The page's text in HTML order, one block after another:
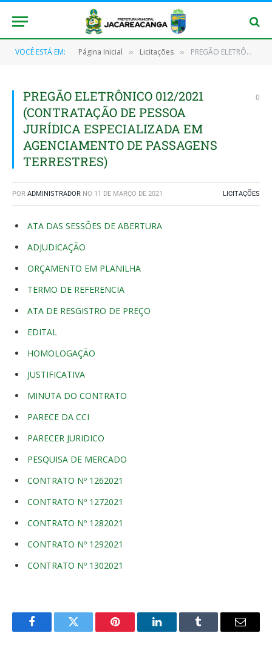
VOCÊ ESTÁ EM: Página Inicial » Licitações » PREGÃO ELETRÔNICO 012/2021 (CONTRATAÇÃO DE PESSOA JURÍDICA ESPECIALIZADA EM AGENCIAMENTO DE PASSAGENS TERRESTRES)
PREGÃO ELETRÔNICO 012/2021
(CONTRATAÇÃO DE PESSOA
JURÍDICA ESPECIALIZADA EM
AGENCIAMENTO DE PASSAGENS
TERRESTRES)
0
POR ADMINISTRADOR NO 11 DE MARÇO DE 2021 LICITAÇÕES
ATA DAS SESSÕES DE ABERTURA
ADJUDICAÇÃO
ORÇAMENTO EM PLANILHA
TERMO DE REFERENCIA
ATA DE RESGISTRO DE PREÇO
EDITAL
HOMOLOGAÇÃO
JUSTIFICATIVA
MINUTA DO CONTRATO
PARECE DA CCI
PARECER JURIDICO
PESQUISA DE MERCADO
CONTRATO Nº 1262021
CONTRATO Nº 1272021
CONTRATO Nº 1282021
CONTRATO Nº 1292021
CONTRATO Nº 1302021
FacebookTwitter Pinterest O
Tumblr
E-